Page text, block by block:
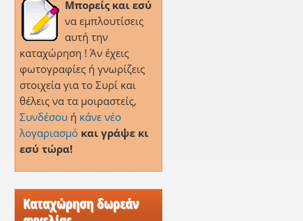
Μπορείς και εσύ
να εμπλουτίσεις
αυτή την
καταχώρηση ! Άν έχεις
φωτογραφίες ή γνωρίζεις
στοιχεία για το Συρί και
θέλεις να τα μοιραστείς,
Συνδέσουή κάνε νέο
λογαριασμό και γράψε κι
εσύ τώρα!
Καταχώρηση δωρεάν